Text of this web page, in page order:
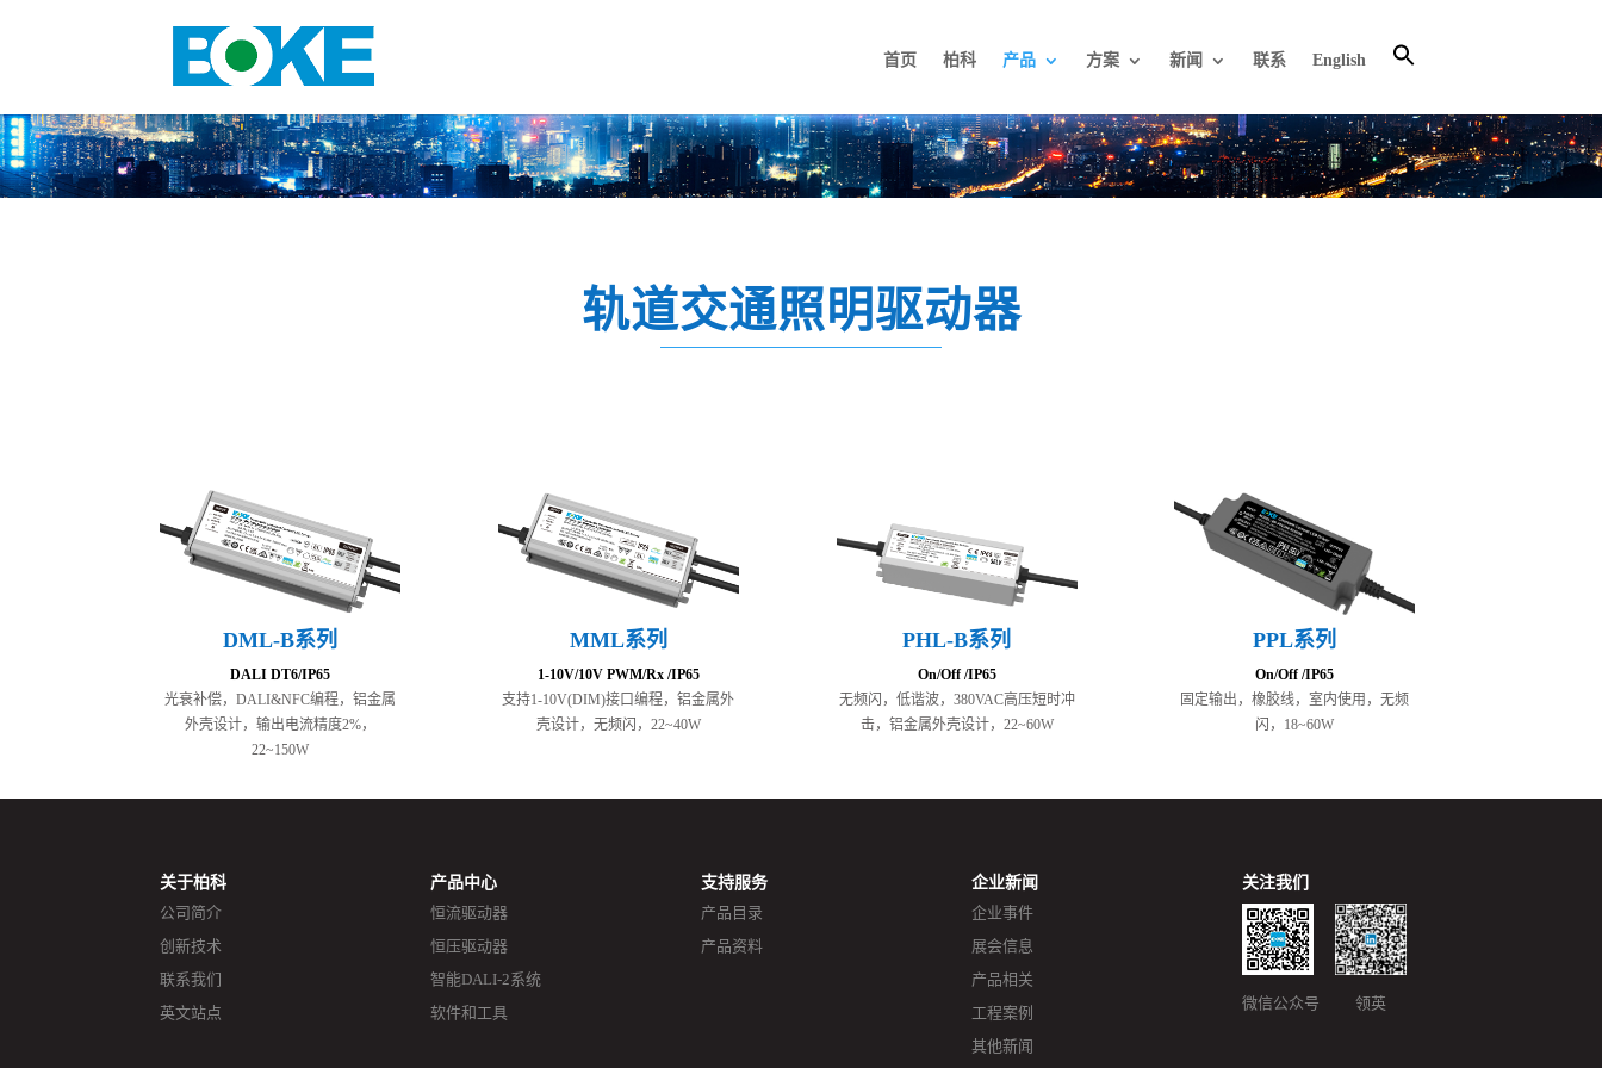
首页 柏科 产品 方案 新闻 联系 English
轨道交通照明驱动器
DML-B系列
DALI DT6/IP65
光衰补偿，DALI&NFC编程，铝金属
外壳设计，输出电流精度2%，
22~150W
MML系列
1-10V/10V PWM/Rx /IP65
支持1-10V(DIM)接口编程，铝金属外
壳设计，无频闪，22~40W
PHL-B系列
On/Off /IP65
⽆频闪，低谐波，380VAC⾼压短时冲
击，铝⾦属外壳设计，22~60W
PPL系列
On/Off /IP65
固定输出，橡胶线，室内使用，无频
闪，18~60W
关于柏科
公司简介
创新技术
联系我们
英文站点
产品中心
恒流驱动器
恒压驱动器
智能DALI-2系统
软件和工具
支持服务
产品目录
产品资料
企业新闻
企业事件
展会信息
产品相关
工程案例
其他新闻
关注我们
微信公众号 领英